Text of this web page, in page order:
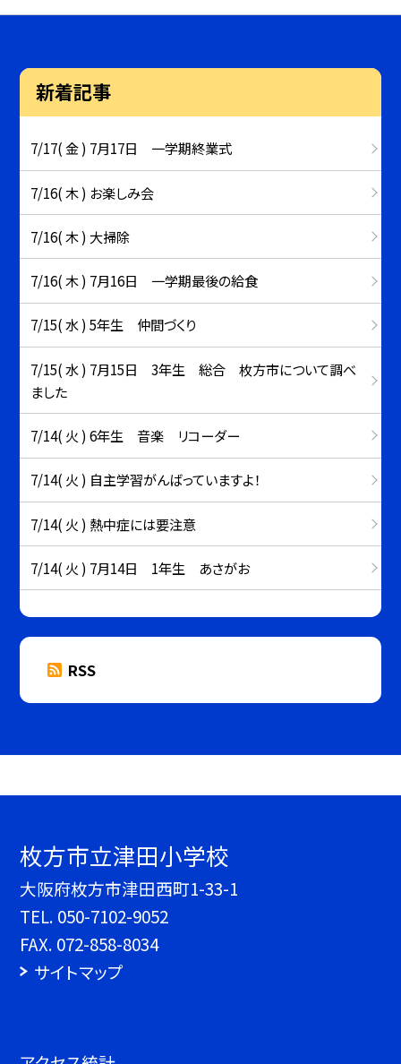
新着記事
7/17( 金 ) 7月17日 一学期終業式
7/16( 木 ) お楽しみ会
7/16( 木 ) 大掃除
7/16( 木 ) 7月16日 一学期最後の給食
7/15( 水 ) 5年生 仲間づくり
7/15( 水 ) 7月15日 3年生 総合 枚方市について調べ
ました
7/14( 火 ) 6年生 音楽 リコーダー
7/14( 火 ) 自主学習がんばっていますよ！
7/14( 火 ) 熱中症には要注意
7/14( 火 ) 7月14日 1年生 あさがお
RSS
枚方市立津田小学校
大阪府枚方市津田西町1-33-1
TEL. 050-7102-9052
FAX. 072-858-8034
サイトマップ